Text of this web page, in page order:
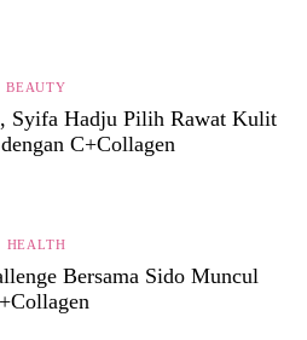
BEAUTY
Syifa Hadju Pilih Rawat Kulit
C+Collagen
HEALTH
Bersama Sido Muncul